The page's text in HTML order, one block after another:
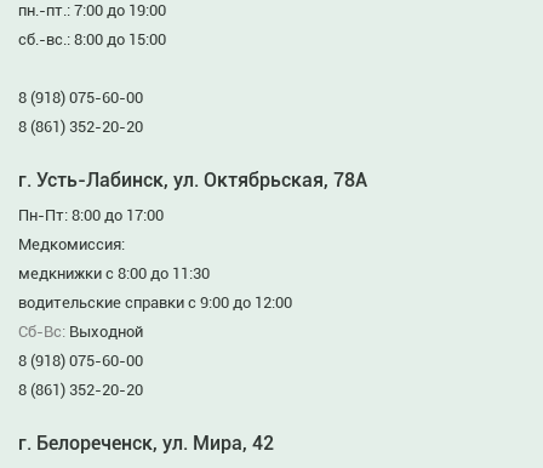
пн.-пт.: 7:00 до 19:00
сб.-вс.: 8:00 до 15:00
8 (918) 075-60-00
8 (861) 352-20-20
г. Усть-Лабинск, ул. Октябрьская, 78А
Пн-Пт: 8:00 до 17:00
Медкомиссия:
медкнижки с 8:00 до 11:30
водительские справки с 9:00 до 12:00
Сб-Вс: Выходной
8 (918) 075-60-00
8 (861) 352-20-20
г. Белореченск, ул. Мира, 42